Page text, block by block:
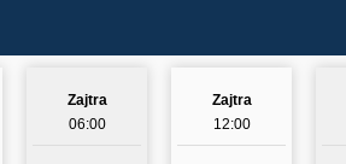
Zajtra
06:00
Zajtra
12:00